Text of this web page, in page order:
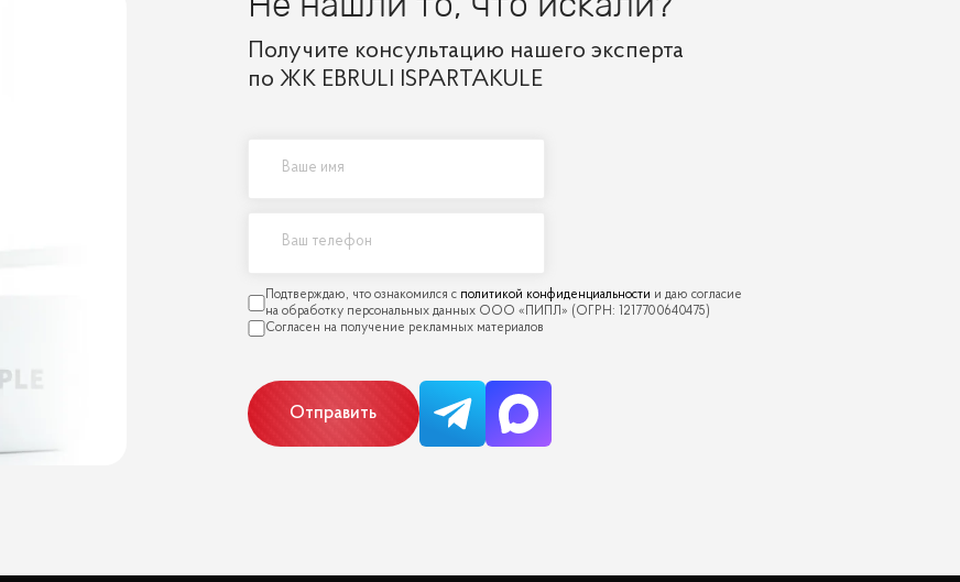
Получите консультацию нашего эксперта
по ЖК EBRULI ISPARTAKULE
политикой конфиденциальности
Отправить